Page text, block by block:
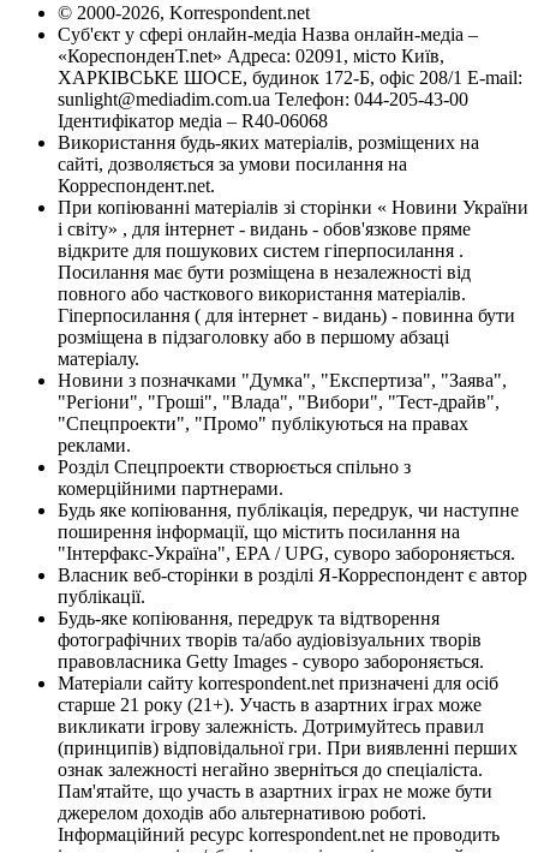
© 2000-2026, Korrespondent.net
Суб'єкт у сфері онлайн-медіа Назва онлайн-медіа –
«КореспонденТ.net» Адреса: 02091, місто Київ,
ХАРКІВСЬКЕ ШОСЕ, будинок 172-Б, офіс 208/1 E-mail:
sunlight@mediadim.com.ua Телефон: 044-205-43-00
Ідентифікатор медіа – R40-06068
Використання будь-яких матеріалів, розміщених на
сайті, дозволяється за умови посилання на
Корреспондент.net.
При копіюванні матеріалів зі сторінки « Новини України
і світу» , для інтернет - видань - обов'язкове пряме
відкрите для пошукових систем гіперпосилання .
Посилання має бути розміщена в незалежності від
повного або часткового використання матеріалів.
Гіперпосилання ( для інтернет - видань) - повинна бути
розміщена в підзаголовку або в першому абзаці
матеріалу.
Новини з позначками "Думка", "Експертиза", "Заява",
"Регіони", "Гроші", "Влада", "Вибори", "Тест-драйв",
"Спецпроекти", "Промо" публікуються на правах
реклами.
Розділ Спецпроекти створюється спільно з
комерційними партнерами.
Будь яке копіювання, публікація, передрук, чи наступне
поширення інформації, що містить посилання на
"Інтерфакс-Україна", EPA / UPG, суворо забороняється.
Власник веб-сторінки в розділі Я-Корреспондент є автор
публікації.
Будь-яке копіювання, передрук та відтворення
фотографічних творів та/або аудіовізуальних творів
правовласника Getty Images - суворо забороняється.
Матеріали сайту korrespondent.net призначені для осіб
старше 21 року (21+). Участь в азартних іграх може
викликати ігрову залежність. Дотримуйтесь правил
(принципів) відповідальної гри. При виявленні перших
ознак залежності негайно зверніться до спеціаліста.
Пам'ятайте, що участь в азартних іграх не може бути
джерелом доходів або альтернативою роботі.
Інформаційний ресурс korrespondent.net не проводить